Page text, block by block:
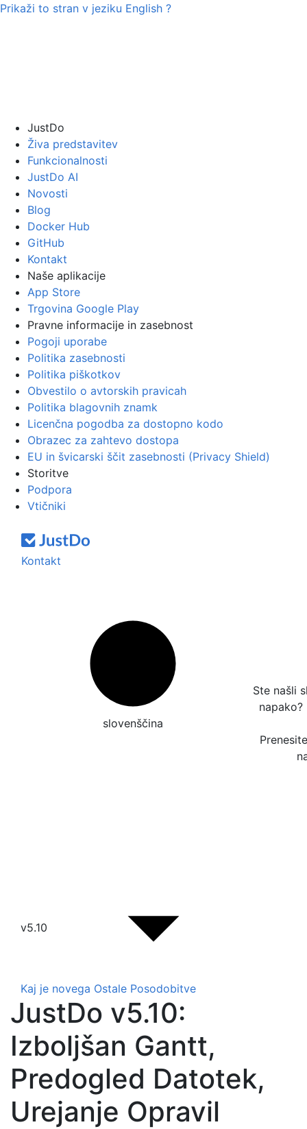
Prikaži to stran v jeziku English ?
JustDo
Živa predstavitev
Funkcionalnosti
JustDo AI
Novosti
Blog
Docker Hub
GitHub
Kontakt
Naše aplikacije
App Store
Trgovina Google Play
Pravne informacije in zasebnost
Pogoji uporabe
Politika zasebnosti
Politika piškotkov
Obvestilo o avtorskih pravicah
Politika blagovnih znamk
Licenčna pogodba za dostopno kodo
Obrazec za zahtevo dostopa
EU in švicarski ščit zasebnosti (Privacy Shield)
Storitve
Podpora
Vtičniki
Kontakt
slovenščina
Ste našli
napako?
v5.10
Kaj je novega Ostale Posodobitve
JustDo v5.10:
Izboljšan Gantt,
Predogled Datotek,
Urejanje Opravil